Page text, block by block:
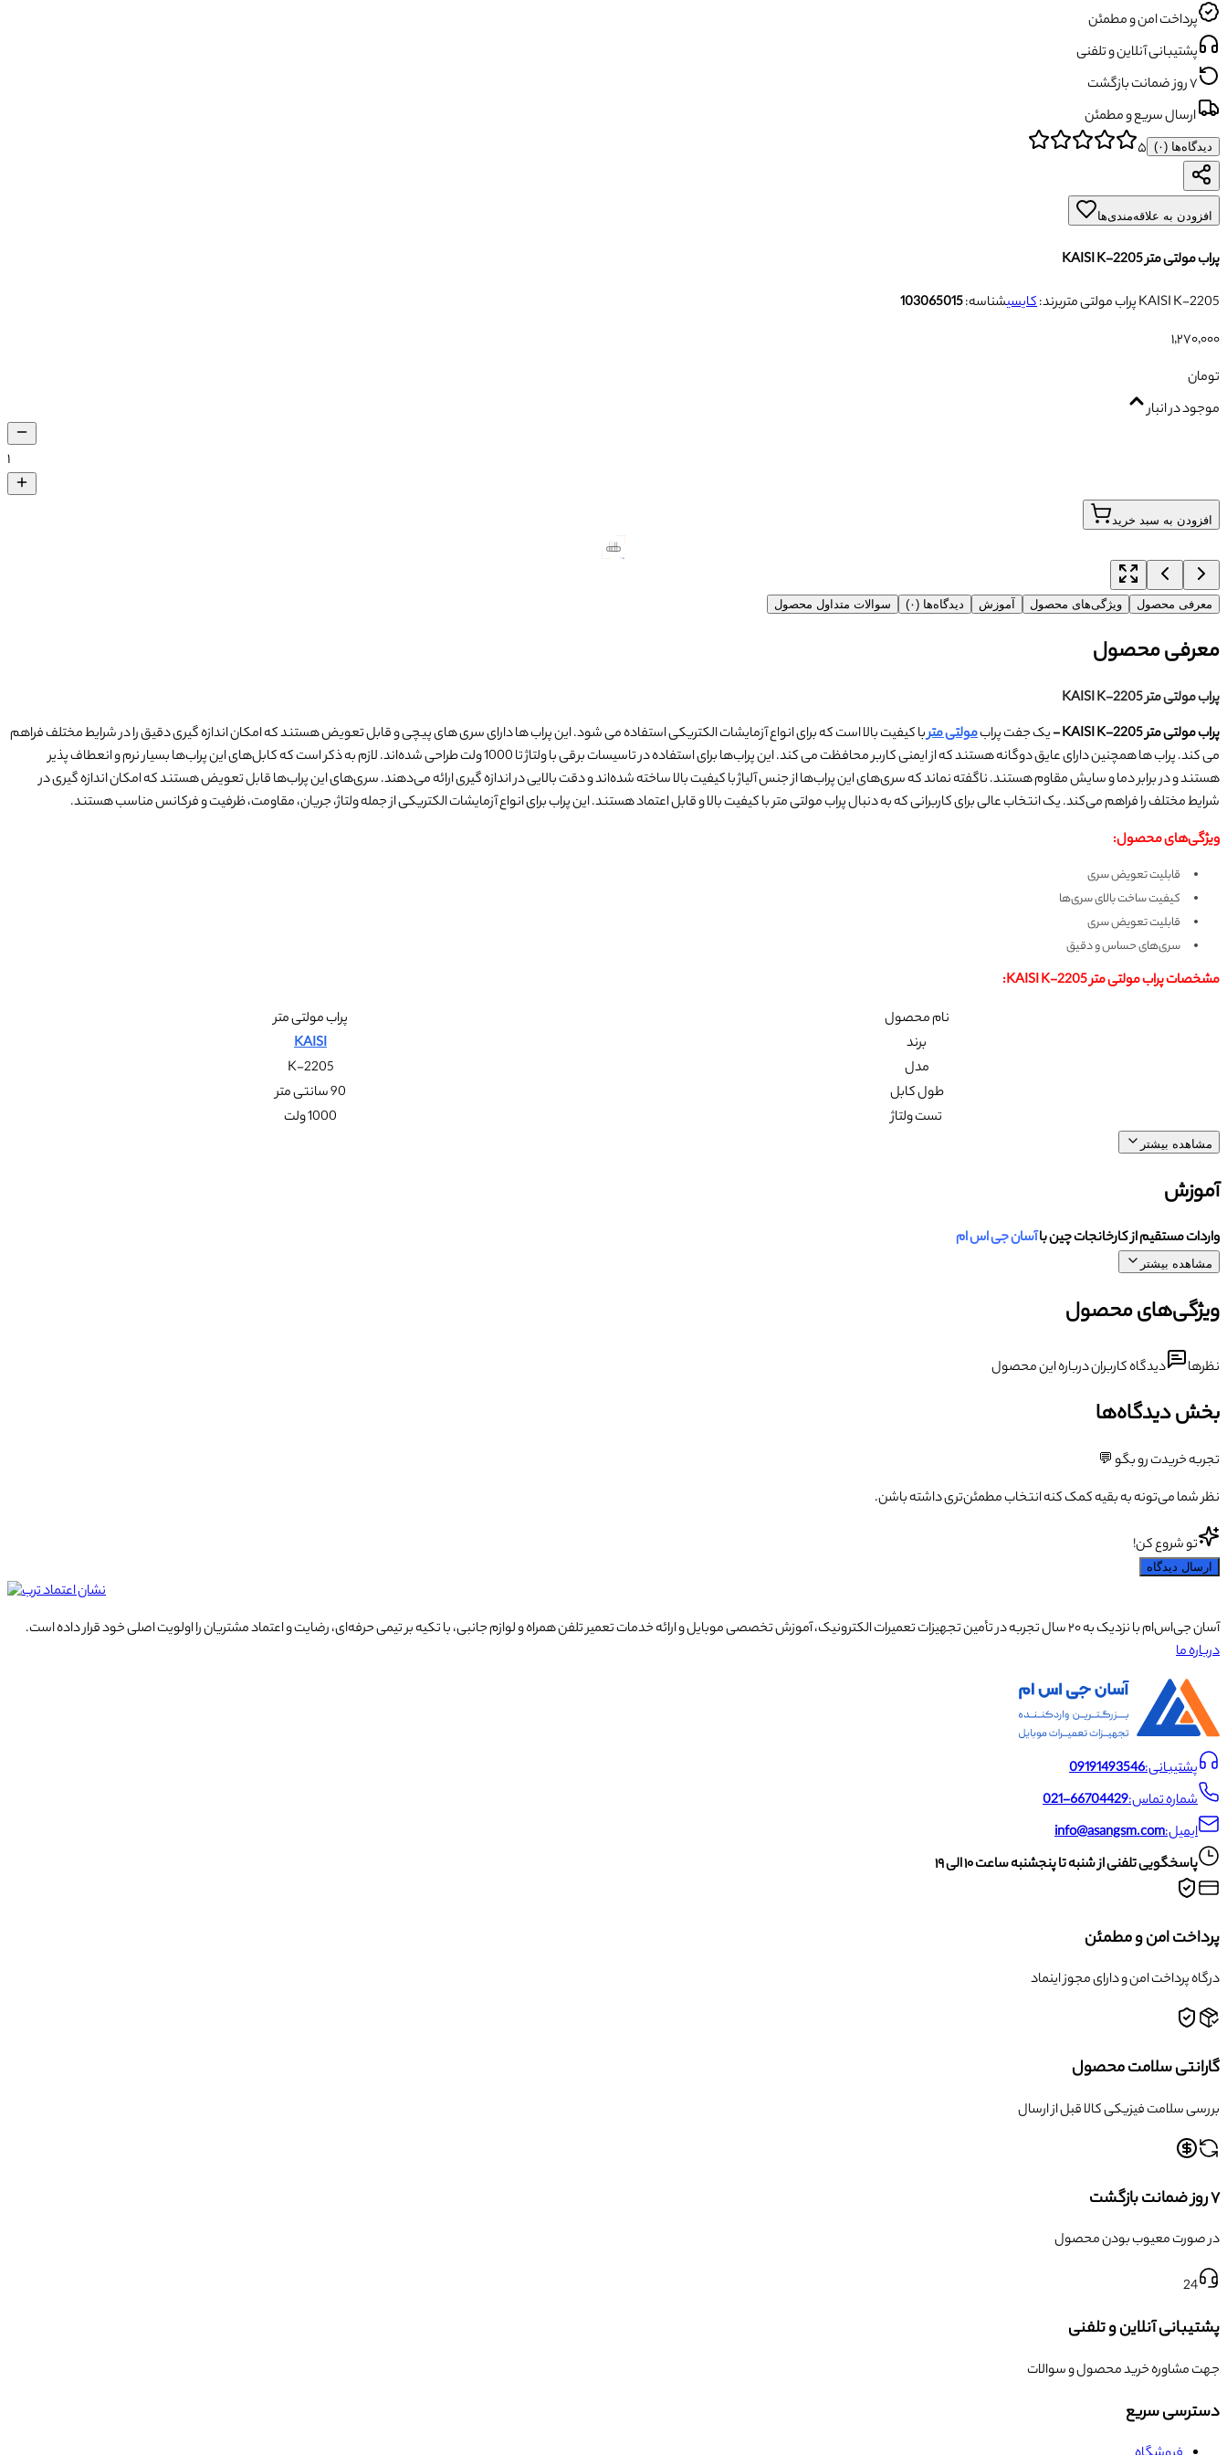
پرداخت امن و مطمئن
پشتیبانی آنلاین و تلفنی
۷ روز ضمانت بازگشت
ارسال سریع و مطمئن
دیدگاه‌ها (۰) ۵
افزودن به علاقه‌مندی‌ها
پراب مولتی متر KAISI K-2205
پراب مولتی متر KAISI K-2205
برند:کایسیشناسه:103065015
۱٬۲۷۰٬۰۰۰
تومان
موجود در انبار
۱
افزودن به سبد خرید
معرفی محصول ویژگی‌های محصول آموزش دیدگاه‌ها (۰) سوالات متداول محصول
معرفی محصول
پراب مولتی متر KAISI K-2205
پراب مولتی متر KAISI K-2205 -
یک جفت پرابمولتی متربا کیفیت بالا است که برای انواع آزمایشات الکتریکی استفاده می شود. این پراب ها دارای سری های پیچی و قابل تعویض هستند که امکان اندازه گیری دقیق را در شرایط مختلف فراهم
می کند. پراب ها همچنین دارای عایق دوگانه هستند که از ایمنی کاربر محافظت می کند. این پراب‌ها برای استفاده در تاسیسات برقی با ولتاژ تا 1000 ولت طراحی شده‌اند. لازم به ذکر است که کابل‌های این پراب‌ها بسیار نرم و انعطاف پذیر
هستند و در برابر دما و سایش مقاوم هستند. ناگفته نماند کهسری‌های این پراب‌ها از جنس آلیاژ با کیفیت بالا ساخته شده‌اند و دقت بالایی در اندازه گیری ارائه می‌دهند.سری‌های این پراب‌ها قابل تعویض هستند که امکان اندازه گیری در
شرایط مختلف را فراهم می‌کند. یک انتخاب عالی برای کاربرانی که به دنبال پراب مولتی متر با کیفیت بالا و قابل اعتماد هستند. این پراب برای انواع آزمایشات الکتریکی از جمله ولتاژ، جریان، مقاومت، ظرفیت و فرکانس مناسب هستند.
ویژگی‌های محصول:
قابلیت تعویض سری
کیفیت ساخت بالای سری‌ها
قابلیت تعویض سری
سری‌های حساس و دقیق
مشخصات پراب مولتی متر KAISI K-2205:
نام محصول
پراب مولتی متر
برند
KAISI
مدل
K-2205
طول کابل
90 سانتی متر
تست ولتاژ
1000 ولت
مشاهده بیشتر
آموزش
واردات مستقیم از کارخانجات چین باآسان جی اس ام
مشاهده بیشتر
ویژگی‌های محصول
نظرها دیدگاه کاربران درباره این محصول
بخش دیدگاه‌ها
تجربه خریدت رو بگو 💬
نظر شما می‌تونه به بقیه کمک کنه انتخاب مطمئن‌تری داشته باشن.
تو شروع کن!
ارسال دیدگاه
آسان جی‌اس‌ام با نزدیک به ۲۰ سال تجربه در تأمین تجهیزات تعمیرات الکترونیک، آموزش تخصصی موبایل و ارائه خدمات تعمیر تلفن همراه و لوازم جانبی، با تکیه بر تیمی حرفه‌ای، رضایت و اعتماد مشتریان را اولویت اصلی خود قرار داده است.
درباره ما
پشتیبانی:09191493546
شماره تماس:021-66704429
ایمیل:info@asangsm.com
پاسخگویی تلفنی از شنبه تا پنجشنبه ساعت ۱۰ الی ۱۹
پرداخت امن و مطمئن
درگاه پرداخت امن و دارای مجوز اینماد
گارانتی سلامت محصول
بررسی سلامت فیزیکی کالا قبل از ارسال
۷ روز ضمانت بازگشت
در صورت معیوب بودن محصول
24
پشتیبانی آنلاین و تلفنی
جهت مشاوره خرید محصول و سوالات
دسترسی سریع